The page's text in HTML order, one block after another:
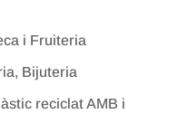
i Fruiteria
Bijuteria
reciclat AMB i